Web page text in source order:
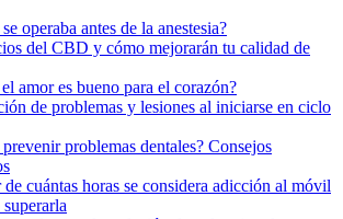
operaba antes de la anestesia?
del CBD y cómo mejorarán tu calidad de
amor es bueno para el corazón?
de problemas y lesiones al iniciarse en ciclo
problemas dentales? Consejos
cuántas horas se considera adicción al móvil